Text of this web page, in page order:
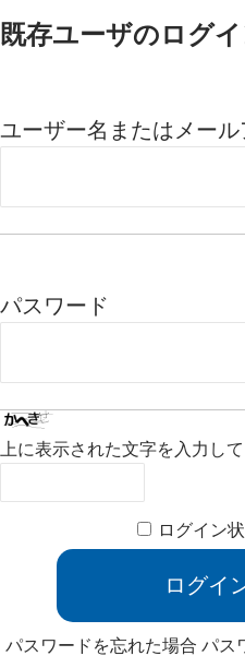
既存ユーザのログ
ユーザー名またはメール
パスワード
上に表示された文字を入力して
ログイン
パスワードを忘れた場合パス